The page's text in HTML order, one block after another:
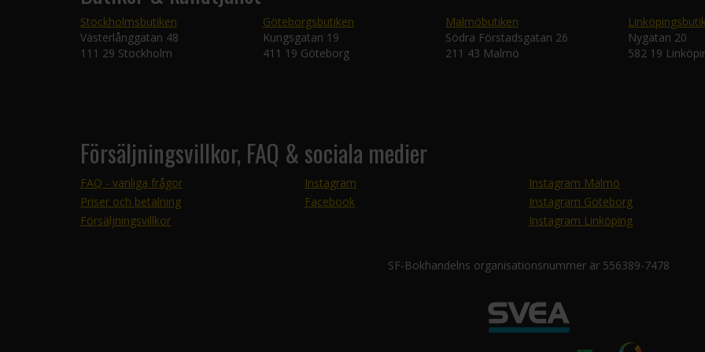
Stockholmsbutiken
Västerlånggatan 48
111 29 Stockholm
Göteborgsbutiken
Kungsgatan 19
411 19 Göteborg
Malmöbutiken
Södra Förstadsgatan 26
211 43 Malmö
Nygatan 20
582 19
Försäljningsvillkor, FAQ & sociala medier
FAQ - vanliga frågor
Priser och betalning
Försäljningsvillkor
Instagram
Facebook
Instagram Malmö
Instagram Göteborg
Instagram Linköping
SF-Bokhandelns organisationsnummer är 556389-7478